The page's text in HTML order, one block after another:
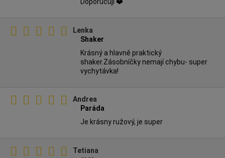
Lenka
Shaker
Krásný a hlavně praktický
shaker.Zásobníčky nemají chybu- super
vychytávka!
Andrea
Paráda
Je krásny ružový, je super
Tetiana